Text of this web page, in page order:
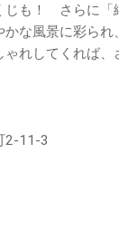
じも！ さらに「
かな風景に彩ら
ゃれしてくれば
2-11-3